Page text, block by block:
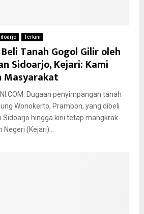
Terkini
Tanah Gogol Gilir oleh
Sidoarjo, Kejari: Kami
Masyarakat
Dugaan penyimpangan tanah
Wonokerto, Prambon, yang dibeli
Sidoarjo hingga kini tetap mangkrak.
(Kejari)...